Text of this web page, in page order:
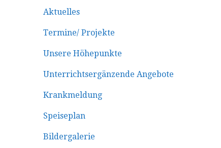
Aktuelles
Termine/ Projekte
Unsere Höhepunkte
Unterrichtsergänzende Angebote
Krankmeldung
Speiseplan
Bildergalerie